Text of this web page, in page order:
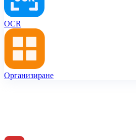
OCR
Организиране